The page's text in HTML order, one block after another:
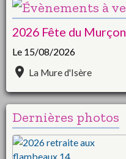
2026 Fête du Murçon
Le 15/08/2026
La Mure d'Isère
Dernières photos